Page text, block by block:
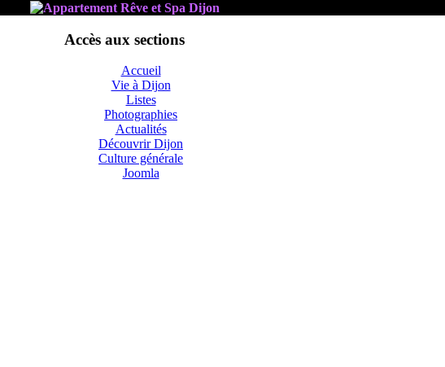
Accès aux sections
Accueil
Vie à Dijon
Listes
Photographies
Actualités
Découvrir Dijon
Culture générale
Joomla